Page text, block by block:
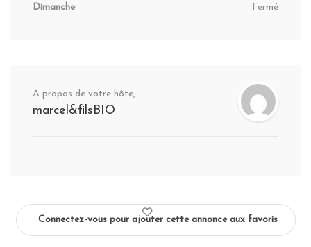
Dimanche
Fermé
A propos de votre hôte,
marcel&filsBIO
Connectez-vous pour ajouter cette annonce aux favoris